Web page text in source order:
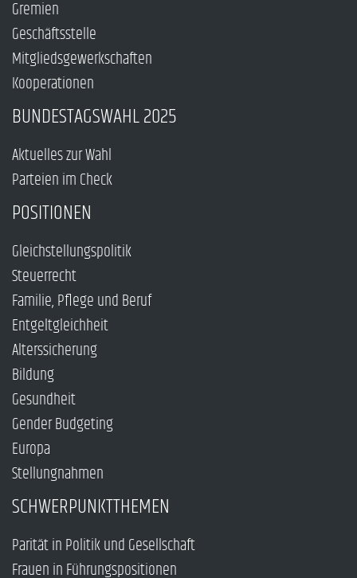
Gremien
Geschäftsstelle
Mitgliedsgewerkschaften
Kooperationen
BUNDESTAGSWAHL 2025
Aktuelles zur Wahl
Parteien im Check
POSITIONEN
Gleichstellungspolitik
Steuerrecht
Familie, Pflege und Beruf
Entgeltgleichheit
Alterssicherung
Bildung
Gesundheit
Gender Budgeting
Europa
Stellungnahmen
SCHWERPUNKTTHEMEN
Parität in Politik und Gesellschaft
Frauen in Führungspositionen